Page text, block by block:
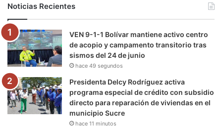
o
o
k
e
r
b
e
g
r
a
m
r
a
k
Noticias Recientes
VEN 9-1-1 Bolívar mantiene activo centro
de acopio y campamento transitorio tras
sismos del 24 de junio
hace 49 segundos
Presidenta Delcy Rodríguez activa
programa especial de crédito con subsidio
directo para reparación de viviendas en el
municipio Sucre
hace 11 minutos